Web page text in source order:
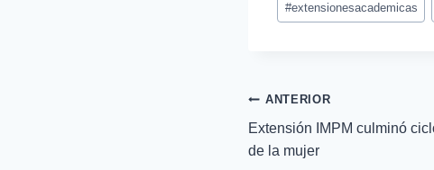
#extensionesacademicas
ANTERIOR
Extensión IMPM culminó
de la mujer